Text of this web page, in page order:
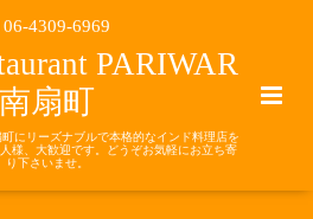
06-4309-6969
PARIWAR
南扇町
にリーズナブルで本格的なインド料理店を
様、大歓迎です。どうぞお気軽にお立ち寄
り下さいませ。